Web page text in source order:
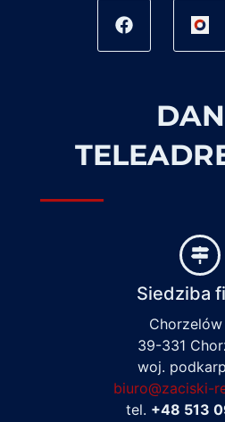
Siedziba
Chorzelów
39-331
woj.
biuro@zaciski-
tel. +48 513